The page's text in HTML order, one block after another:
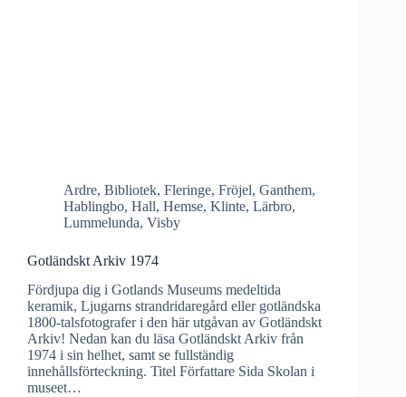
Ardre, Bibliotek, Fleringe, Fröjel, Ganthem,
Hablingbo, Hall, Hemse, Klinte, Lärbro,
Lummelunda, Visby
Gotländskt Arkiv 1974
Fördjupa dig i Gotlands Museums medeltida
keramik, Ljugarns strandridaregård eller gotländska
1800-talsfotografer i den här utgåvan av Gotländskt
Arkiv! Nedan kan du läsa Gotländskt Arkiv från
1974 i sin helhet, samt se fullständig
innehållsförteckning. Titel Författare Sida Skolan i
museet…